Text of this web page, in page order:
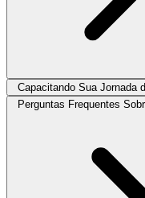
Capacitando Sua Jornada
Perguntas Frequentes